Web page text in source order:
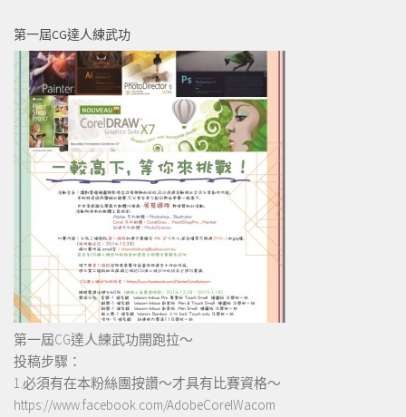
第一屆CG達人練武功
第一屆CG達人練武功開跑拉～
投稿步驟：
1.必須有在本粉絲團按讚～才具有比賽資格～
https://www.facebook.com/AdobeCorelWacom